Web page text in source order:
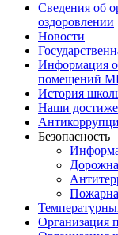
Сведения об
оздоровлении
Новости
Информация о
помещений
История
Наши
Безопасность
Организация